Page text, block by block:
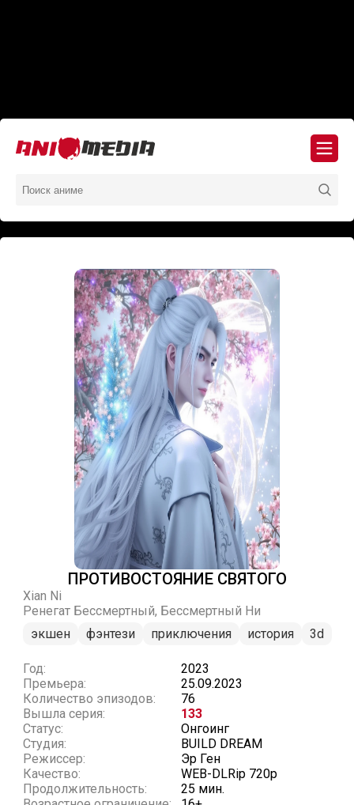
ПРОТИВОСТОЯНИЕ СВЯТОГО
Xian Ni
Ренегат Бессмертный, Бессмертный Ни
экшен
фэнтези приключения история 3d
Год:
2023
Премьера:
25.09.2023
Количество эпизодов:
76
Вышла серия:
133
Статус:
Онгоинг
Студия:
BUILD DREAM
Режиссер:
Эр Ген
Качество:
WEB-DLRip 720p
Продолжительность:
25 мин.